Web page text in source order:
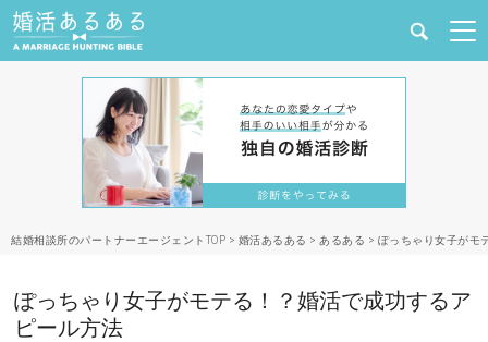
婚活と結婚
恋愛の悩み
合コン・街コン
結婚相談所のパートナーエージェントTOP > 婚活あるある > あるある > ぽっちゃり女子がモ
ぽっちゃり女子がモテる！？婚活で成功するア
ピール方法